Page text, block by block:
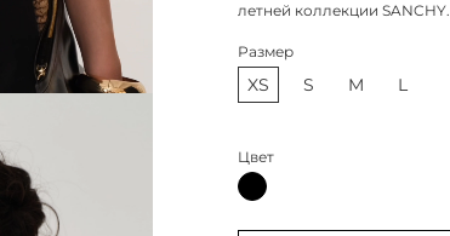
летней коллекции SANCHY.
Размер
XS S M L
Цвет